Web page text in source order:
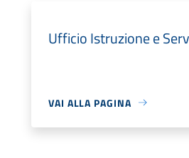
Ufficio Istruzione e
VAI ALLA PAGINA